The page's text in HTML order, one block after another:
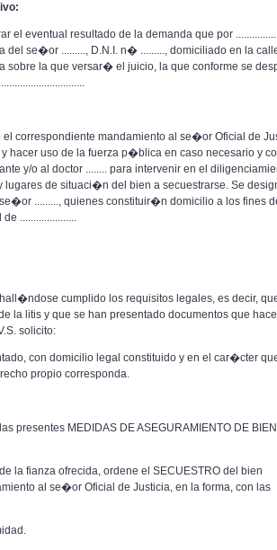
el eventual resultado de la demanda que por
se�or ........., D.N.I. n� ........., domiciliado en la
sobre la que versar� el juicio, la que conforme se
mandamiento al se�or Oficial de
hacer uso de la fuerza p�blica en caso necesario y
y/o al doctor ........ para intervenir en el
lugares de situaci�n del bien a secuestrarse. Se
........., quienes constituir�n domicilio a los fines
.....................
cumplido los requisitos legales, es decir,
la litis y que se han presentado documentos que
solicito:
domicilio legal constituido y en el car�cter
propio corresponda.
MEDIDAS DE ASEGURAMIENTO DE
ofrecida, ordene el SECUESTRO del bien
al se�or Oficial de Justicia, en la forma, con las